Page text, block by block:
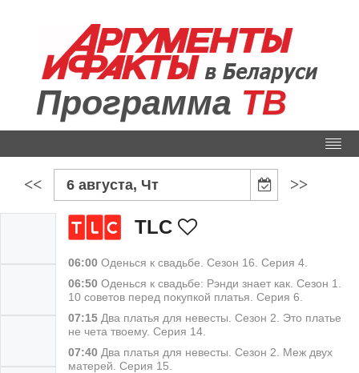
Программа ТВ
<< 6 августа, Чт >>
TLС
06:00 Оденься к свадьбе. Сезон 16. Серия 4.
06:50 Оденься к свадьбе: Рэнди знает как. Сезон 1.
10 советов перед покупкой платья. Серия 6.
07:15 Два платья для невесты. Сезон 2. Это платье
не чета твоему. Серия 14.
07:40 Два платья для невесты. Сезон 2. Меж двух
матерей. Серия 15.